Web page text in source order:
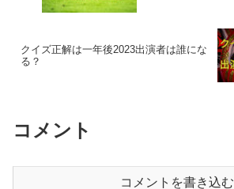
クイズ正解は一年後2023出演者は誰にな
る？
コメント
コメントを書き込む